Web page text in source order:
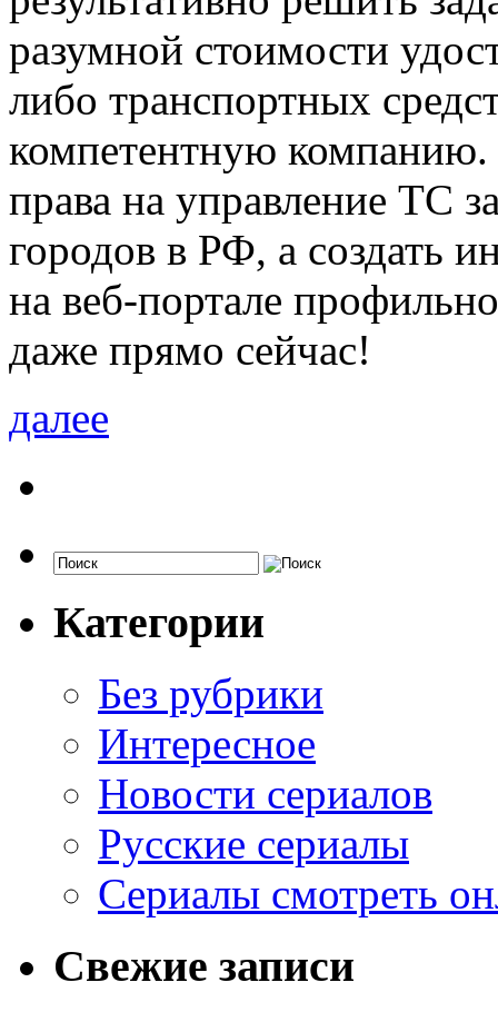
разумной стоимости
либо транспортных
компетентную
права на управление ТС
городов в РФ, а создать
на веб-портале
даже прямо сейчас!
далее
Категории
Без рубрики
Интересное
Новости сериалов
Русские сериалы
Сериалы смотреть
Свежие записи